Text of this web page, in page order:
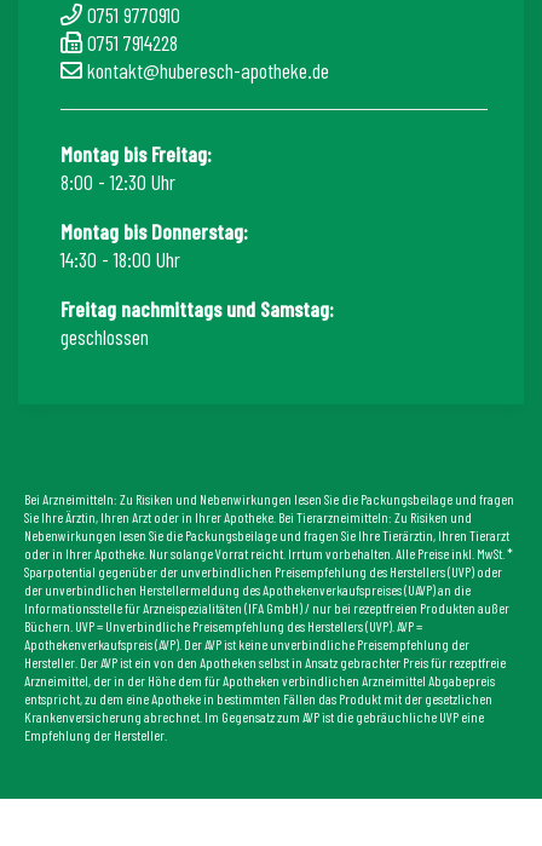
0751 9770910
0751 7914228
kontakt@huberesch-apotheke.de
Montag bis Freitag:
8:00 - 12:30 Uhr
Montag bis Donnerstag:
14:30 - 18:00 Uhr
Freitag nachmittags und Samstag:
geschlossen
Bei Arzneimitteln: Zu Risiken und Nebenwirkungen lesen Sie die Packungsbeilage und fragen
Sie Ihre Ärztin, Ihren Arzt oder in Ihrer Apotheke. Bei Tierarzneimitteln: Zu Risiken und
Nebenwirkungen lesen Sie die Packungsbeilage und fragen Sie Ihre Tierärztin, Ihren Tierarzt
oder in Ihrer Apotheke. Nur solange Vorrat reicht. Irrtum vorbehalten. Alle Preise inkl. MwSt. *
Sparpotential gegenüber der unverbindlichen Preisempfehlung des Herstellers (UVP) oder
der unverbindlichen Herstellermeldung des Apothekenverkaufspreises (UAVP) an die
Informationsstelle für Arzneispezialitäten (IFA GmbH) / nur bei rezeptfreien Produkten außer
Büchern. UVP = Unverbindliche Preisempfehlung des Herstellers (UVP). AVP =
Apothekenverkaufspreis (AVP). Der AVP ist keine unverbindliche Preisempfehlung der
Hersteller. Der AVP ist ein von den Apotheken selbst in Ansatz gebrachter Preis für rezeptfreie
Arzneimittel, der in der Höhe dem für Apotheken verbindlichen Arzneimittel Abgabepreis
entspricht, zu dem eine Apotheke in bestimmten Fällen das Produkt mit der gesetzlichen
Krankenversicherung abrechnet. Im Gegensatz zum AVP ist die gebräuchliche UVP eine
Empfehlung der Hersteller.